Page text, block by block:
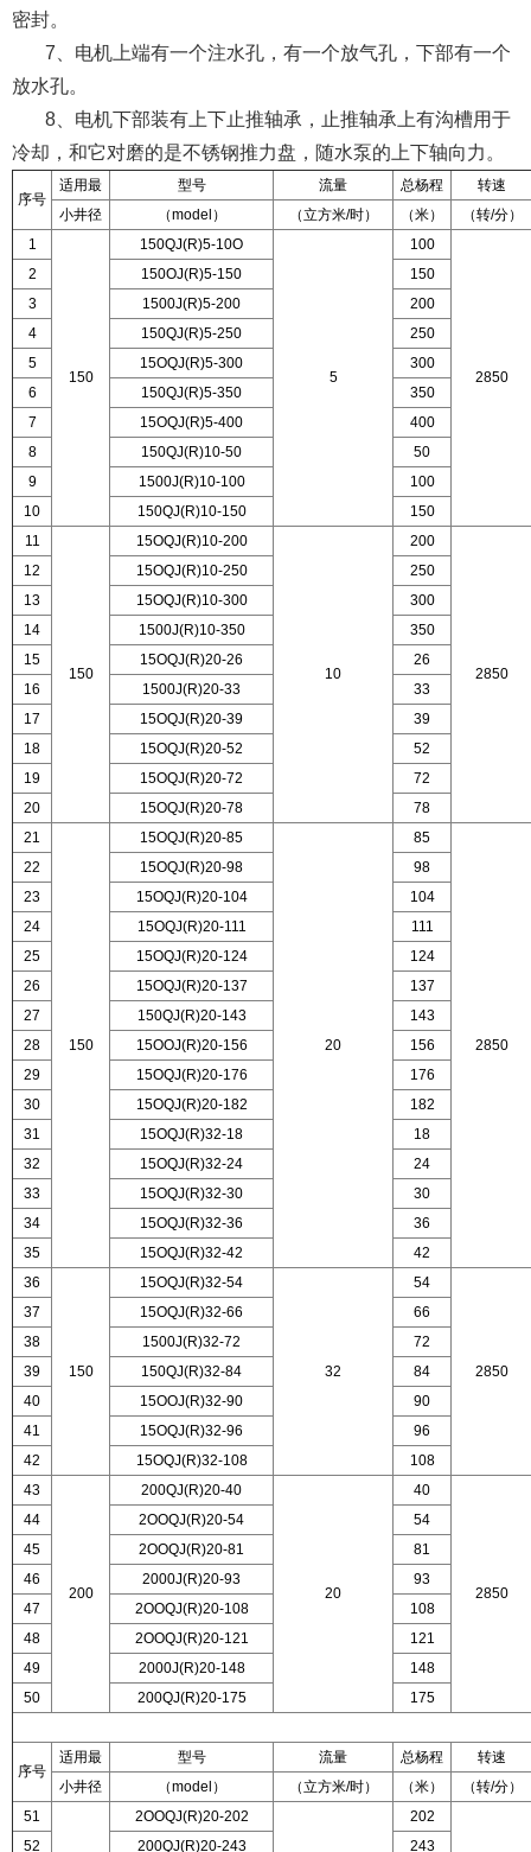
密封。
7、电机上端有一个注水孔，有一个放气孔，下部有一个
放水孔。
8、电机下部装有上下止推轴承，止推轴承上有沟槽用于
冷却，和它对磨的是不锈钢推力盘，随水泵的上下轴向力。
序号
适用最 型号 流量 总杨程
转速
小井径
（model） （立方米/时） （米）
（转/分）
1
150
150QJ(R)5-10O
5
100
2850
2 150OJ(R)5-150
150
3
1500J(R)5-200
200
4
150QJ(R)5-250
250
5
15OQJ(R)5-300
300
6
150QJ(R)5-350
350
7
15OQJ(R)5-400
400
8
150QJ(R)10-50
50
9
1500J(R)10-100
100
10
150QJ(R)10-150
150
11
150
15OQJ(R)10-200
10
200
2850
12 15OQJ(R)10-250
250
13
15OQJ(R)10-300
300
14
1500J(R)10-350
350
15
15OQJ(R)20-26
26
16
1500J(R)20-33
33
17
15OQJ(R)20-39
39
18
15OQJ(R)20-52
52
19
15OQJ(R)20-72
72
20
15OQJ(R)20-78
78
21
150
15OQJ(R)20-85
20
85
2850
22 15OQJ(R)20-98
98
23
15OQJ(R)20-104
104
24
15OQJ(R)20-111
111
25
15OQJ(R)20-124
124
26
15OQJ(R)20-137
137
27
150QJ(R)20-143
143
28
15OOJ(R)20-156
156
29
15OQJ(R)20-176
176
30
15OQJ(R)20-182
182
31
15OQJ(R)32-18
18
32
15OQJ(R)32-24
24
33
15OQJ(R)32-30
30
34
15OQJ(R)32-36
36
35
15OQJ(R)32-42
42
36
150
15OQJ(R)32-54
32
54
2850
37 15OQJ(R)32-66
66
38
1500J(R)32-72
72
39
150QJ(R)32-84
84
40
15OOJ(R)32-90
90
41
15OQJ(R)32-96
96
42
15OQJ(R)32-108
108
43
200
200QJ(R)20-40
20
40
2850
44 2OOQJ(R)20-54
54
45
2OOQJ(R)20-81
81
46
2000J(R)20-93
93
47
2OOQJ(R)20-108
108
48
2OOQJ(R)20-121
121
49
2000J(R)20-148
148
50
200QJ(R)20-175 175
序号
适用最 型号 流量 总杨程
转速
小井径
（model） （立方米/时） （米）
（转/分）
51
2OOQJ(R)20-202
202
52
200QJ(R)20-243 243